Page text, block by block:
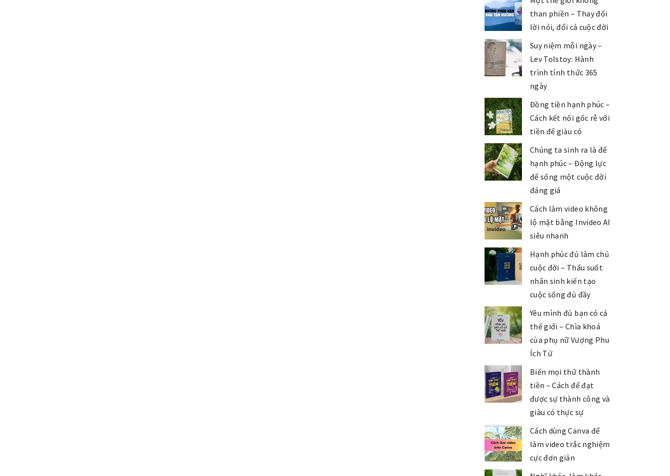
than phiền – Thay đổi
lời nói, đổi cả cuộc đời
Suy niệm mỗi ngày –
Lev Tolstoy: Hành
trình tỉnh thức 365
ngày
Đồng tiền hạnh phúc –
Cách kết nối gốc rễ với
tiền để giàu có
Chúng ta sinh ra là để
hạnh phúc – Động lực
để sống một cuộc đời
đáng giá
Cách làm video không
lộ mặt bằng Invideo AI
siêu nhanh
Hạnh phúc đủ làm chủ
cuộc đời – Thấu suốt
nhân sinh kiến tạo
cuộc sống đủ đầy
Yêu mình đủ bạn có cả
thế giới – Chìa khoá
của phụ nữ Vượng Phu
Ích Tử
Biến mọi thứ thành
tiền – Cách để đạt
được sự thành công và
giàu có thực sự
Cách dùng Canva để
làm video trắc nghiệm
cực đơn giản